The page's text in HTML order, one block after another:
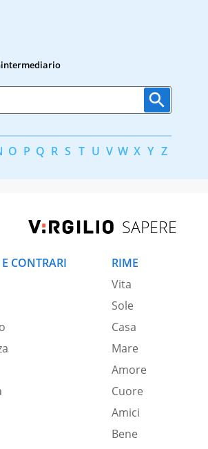
O P Q R S T U V W X Y Z
SAPERE
CONTRARI
RIME
Vita
Sole
Casa
Mare
Amore
Cuore
Amici
Bene